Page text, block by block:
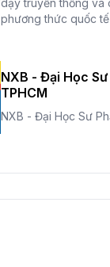
dạy truyền thống và
phương thức quốc tế
NXB - Đại Học Sư
TPHCM
NXB - Đại Học Sư